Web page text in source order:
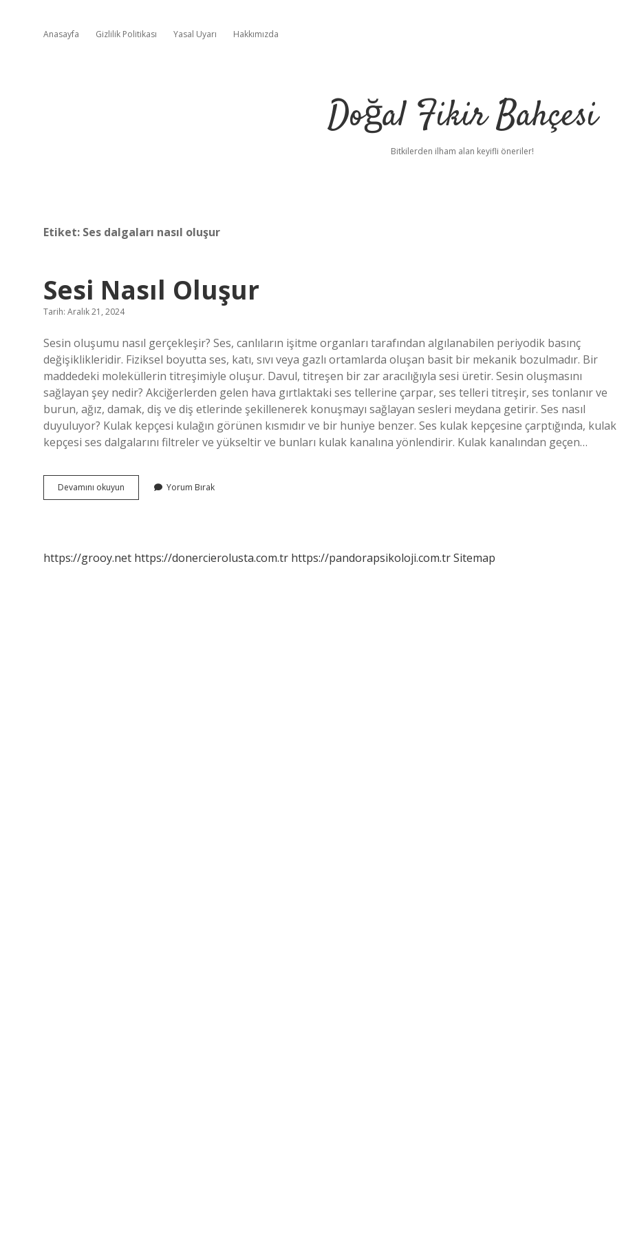
Anasayfa Gizlilik Politikası Yasal Uyarı Hakkımızda
Doğal Fikir Bahçesi
Bitkilerden ilham alan keyifli öneriler!
Etiket: Ses dalgaları nasıl oluşur
Sesi Nasıl Oluşur
Tarih: Aralık 21, 2024
Sesin oluşumu nasıl gerçekleşir? Ses, canlıların işitme organları tarafından algılanabilen periyodik basınç
değişiklikleridir. Fiziksel boyutta ses, katı, sıvı veya gazlı ortamlarda oluşan basit bir mekanik bozulmadır. Bir
maddedeki moleküllerin titreşimiyle oluşur. Davul, titreşen bir zar aracılığıyla sesi üretir. Sesin oluşmasını
sağlayan şey nedir? Akciğerlerden gelen hava gırtlaktaki ses tellerine çarpar, ses telleri titreşir, ses tonlanır ve
burun, ağız, damak, diş ve diş etlerinde şekillenerek konuşmayı sağlayan sesleri meydana getirir. Ses nasıl
duyuluyor? Kulak kepçesi kulağın görünen kısmıdır ve bir huniye benzer. Ses kulak kepçesine çarptığında, kulak
kepçesi ses dalgalarını filtreler ve yükseltir ve bunları kulak kanalına yönlendirir. Kulak kanalından geçen…
Devamını okuyun
Nasıl
Yorum Bırak
https://grooy.net https://donercierolusta.com.tr https://pandorapsikoloji.com.trSitemap